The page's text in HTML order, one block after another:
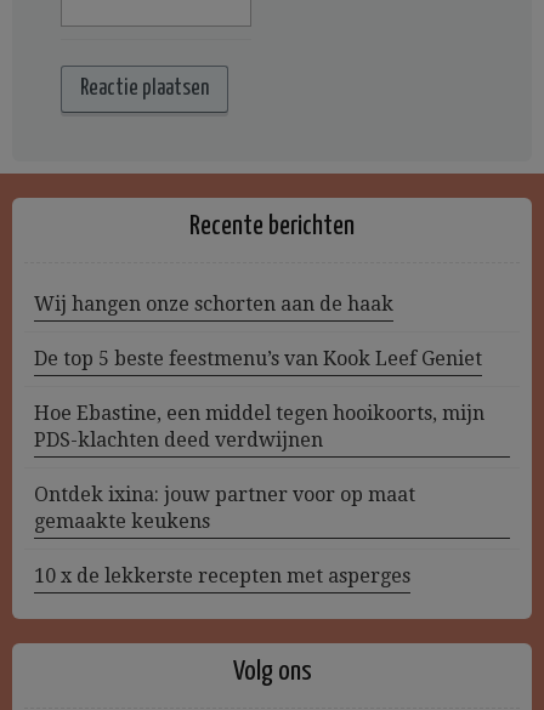
Recente berichten
Wij hangen onze schorten aan de haak
De top 5 beste feestmenu’s van Kook Leef Geniet
Hoe Ebastine, een middel tegen hooikoorts, mijn
PDS-klachten deed verdwijnen
Ontdek ixina: jouw partner voor op maat
gemaakte keukens
10 x de lekkerste recepten met asperges
Volg ons